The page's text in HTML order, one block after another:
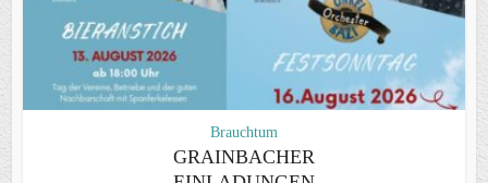
Brauchtum
GRAINBACHER